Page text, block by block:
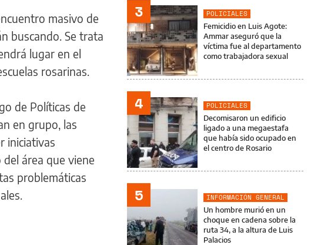
masivo de
buscando. Se trata
lugar en el
rosarinas.
de Políticas de
en grupo, las
iniciativas
área que viene
problemáticas
3
POLICIALES
Femicidio en Luis Agote:
Ammar aseguró que la
víctima fue al departamento
como trabajadora sexual
4
POLICIALES
Decomisaron un edificio
ligado a una megaestafa
que había sido ocupado en
el centro de Rosario
5
INFORMACIÓN GENERAL
Un hombre murió en un
choque en cadena sobre la
ruta 34, a la altura de Luis
Palacios